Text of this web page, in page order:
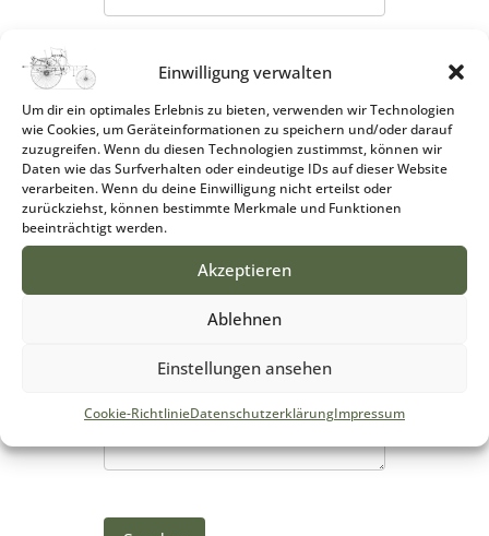
Einwilligung verwalten
Um dir ein optimales Erlebnis zu bieten, verwenden wir Technologien
wie Cookies, um Geräteinformationen zu speichern und/oder darauf
zuzugreifen. Wenn du diesen Technologien zustimmst, können wir
Daten wie das Surfverhalten oder eindeutige IDs auf dieser Website
verarbeiten. Wenn du deine Einwilligung nicht erteilst oder
zurückziehst, können bestimmte Merkmale und Funktionen
beeinträchtigt werden.
Akzeptieren
Ablehnen
Einstellungen ansehen
Cookie-RichtlinieDatenschutzerklärungImpressum
Betreff
Ihre Nachricht